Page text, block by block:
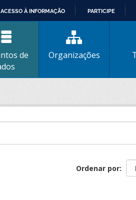
ACESSO À INFORMAÇÃO PARTICIPE
de
Organizações
Ordenar por